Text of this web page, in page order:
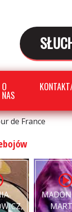
O
NAS
de France